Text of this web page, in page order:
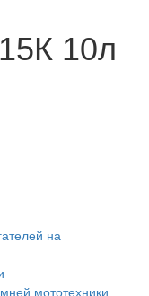
10л
на
мототехники